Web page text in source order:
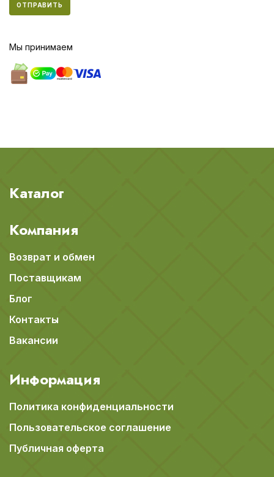
ОТПРАВИТЬ
Мы принимаем
Каталог
Компания
Возврат и обмен
Поставщикам
Блог
Контакты
Вакансии
Информация
Политика конфиденциальности
Пользовательское соглашение
Публичная оферта